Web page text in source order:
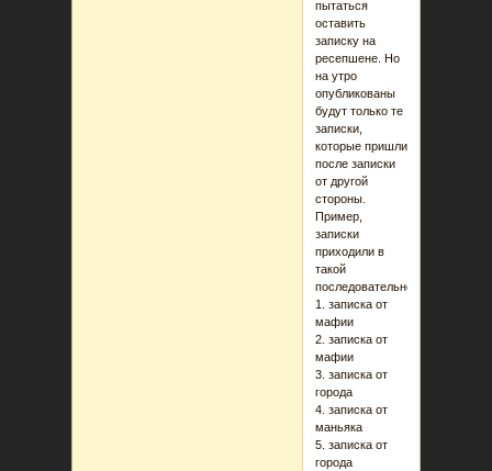
пытаться
оставить
записку на
ресепшене. Но
на утро
опубликованы
будут только те
записки,
которые пришли
после записки
от другой
стороны.
Пример,
записки
приходили в
такой
последовательности:
1. записка от
мафии
2. записка от
мафии
3. записка от
города
4. записка от
маньяка
5. записка от
города